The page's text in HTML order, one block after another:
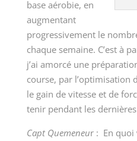
base aérobie, en
augmentant
progressivement le
chaque semaine. C’est à
j’ai amorcé une
course, par l’optimisation
le gain de vitesse et de
tenir pendant les
Capt Quemeneur : En